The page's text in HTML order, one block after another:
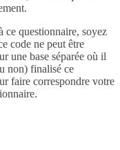
ce questionnaire, soyez
code ne peut être
une base séparée où il
non) finalisé ce
faire correspondre votre